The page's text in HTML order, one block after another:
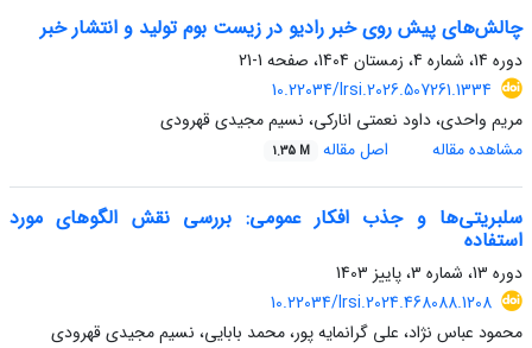
چالش‌های پیش روی خبر رادیو در زیست بوم تولید و انتشار خبر
دوره 14، شماره 4، زمستان 1404، صفحه
1-21
10.22034/lrsi.2026.507261.1334
مریم واحدی، داود نعمتی انارکی، نسیم مجیدی قهرودی
مشاهده مقاله
اصل مقاله 1.35 M
سلبریتی‌ها و جذب افکار عمومی: بررسی نقش الگوهای مورد
استفاده
دوره 13، شماره 3، پاییز 1403
10.22034/lrsi.2024.468088.1208
محمود عباس نژاد، علی گرانمایه پور، محمد بابایی، نسیم مجیدی قهرودی